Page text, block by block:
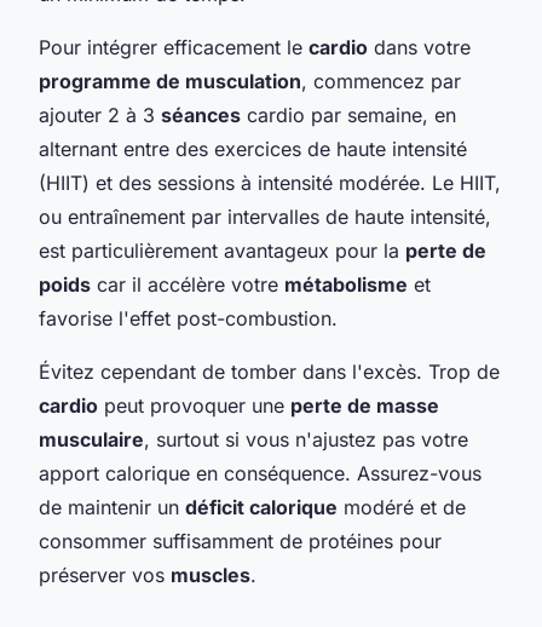
Pour intégrer efficacement le cardio dans votre
programme de musculation, commencez par
ajouter 2 à 3 séances cardio par semaine, en
alternant entre des exercices de haute intensité
(HIIT) et des sessions à intensité modérée. Le HIIT,
ou entraînement par intervalles de haute intensité,
est particulièrement avantageux pour la perte de
poids car il accélère votre métabolisme et
favorise l'effet post-combustion.
Évitez cependant de tomber dans l'excès. Trop de
cardio peut provoquer une perte de masse
musculaire, surtout si vous n'ajustez pas votre
apport calorique en conséquence. Assurez-vous
de maintenir un déficit calorique modéré et de
consommer suffisamment de protéines pour
préserver vos muscles.